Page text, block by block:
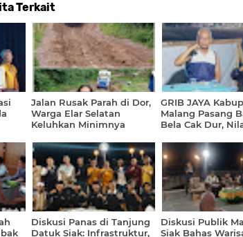
Terkait
Jalan Rusak Parah di Dor,
Warga Elar Selatan
Keluhkan Minimnya
GRIB JAYA
Malang Pasang
Bela Cak Dur,
Sarat
Diskusi Panas di Tanjung
Datuk Siak: Infrastruktur,
Diskusi Publik
Siak Bahas